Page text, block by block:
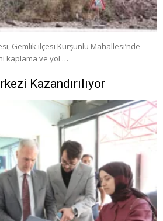
Gemlik ilçesi Kurşunlu Mahallesi’nde
kaplama ve yol …
Kazandırılıyor